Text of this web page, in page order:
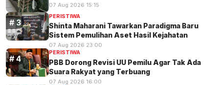
07 Aug 2026 15:15
PERISTIWA
Shinta Maharani Tawarkan Paradigma Baru
Sistem Pemulihan Aset Hasil Kejahatan
07 Aug 2026 23:00
PERISTIWA
PBB Dorong Revisi UU Pemilu Agar Tak Ada
Suara Rakyat yang Terbuang
07 Aug 2026 16:00